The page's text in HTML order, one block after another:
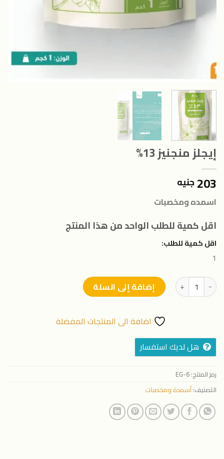
إيجلز منجنيز 13%
203 جنيه
اسمده ومخصبات
اقل كمية للطلب الواحد من هذا المنتج
اقل كمية للطلب:
1
كمية إيجلز منجنيز 13% إضافة إلى السلة
اضافة الى المنتجات المفضلة
هل لديك استفسار
رمز المنتج:EG-6
التصنيف:أسمدة ومخصبات